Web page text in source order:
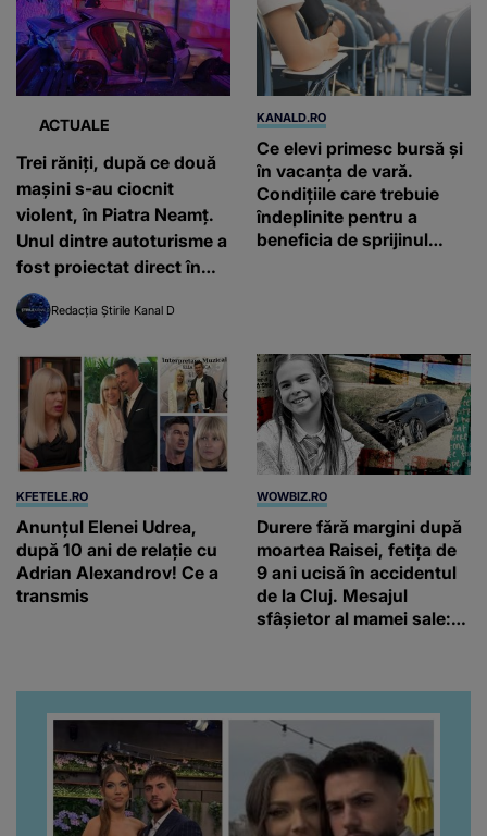
ACTUALE
Trei răniți, după ce două
mașini s-au ciocnit
violent, în Piatra Neamț.
Unul dintre autoturisme a
fost proiectat direct în
scara unui bloc
Redacția Știrile Kanal D
KANALD.RO
Ce elevi primesc bursă și
în vacanța de vară.
Condițiile care trebuie
îndeplinite pentru a
beneficia de sprijinul
KFETELE.RO
Anunțul Elenei Udrea,
după 10 ani de relație cu
Adrian Alexandrov! Ce a
transmis
WOWBIZ.RO
Durere fără margini după
moartea Raisei, fetița de
9 ani ucisă în accidentul
de la Cluj. Mesajul
sfâșietor al mamei sale: